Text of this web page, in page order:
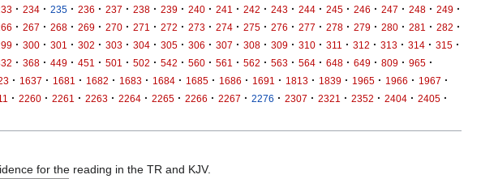
· 234 · 235 · 236 · 237 · 238 · 239 · 240 · 241 · 242 · 243 · 244 · 245 · 246 · 247 · 248 · 249 ·
· 267 · 268 · 269 · 270 · 271 · 272 · 273 · 274 · 275 · 276 · 277 · 278 · 279 · 280 · 281 · 282 ·
· 300 · 301 · 302 · 303 · 304 · 305 · 306 · 307 · 308 · 309 · 310 · 311 · 312 · 313 · 314 · 315 ·
· 368 · 449 · 451 · 501 · 502 · 542 · 560 · 561 · 562 · 563 · 564 · 648 · 649 · 809 · 965 ·
· 1637 · 1681 · 1682 · 1683 · 1684 · 1685 · 1686 · 1691 · 1813 · 1839 · 1965 · 1966 · 1967 ·
· 2260 · 2261 · 2263 · 2264 · 2265 · 2266 · 2267 · 2276 · 2307 · 2321 · 2352 · 2404 · 2405 ·
for the reading in the TR and KJV.